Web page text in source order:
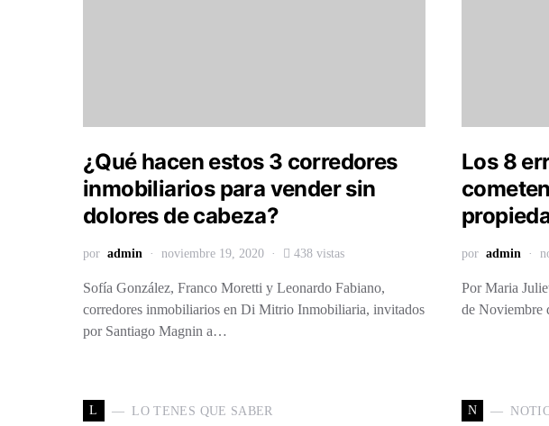
¿Qué hacen estos 3 corredores
inmobiliarios para vender sin
dolores de cabeza?
por admin noviembre 19, 2020 438 vistas
Sofía González, Franco Moretti y Leonardo Fabiano,
corredores inmobiliarios en Di Mitrio Inmobiliaria, invitados
por Santiago Magnin a…
Los 8
por admin
Por Maria
de Noviembre
L LO TENES QUE SABER N